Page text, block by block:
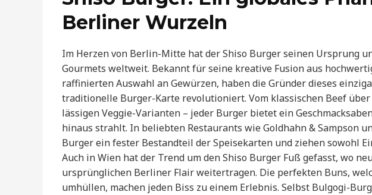
Berliner Wurzeln
Im Herzen von Berlin-Mitte hat der Shiso Burger seinen Ursprung
Gourmets weltweit. Bekannt für seine kreative Fusion aus
raffinierten Auswahl an Gewürzen, haben die Gründer dieses
traditionelle Burger-Karte revolutioniert. Vom klassischen Beef
lässigen Veggie-Varianten – jeder Burger bietet ein
hinaus strahlt. In beliebten Restaurants wie Goldhahn & Sampson
Burger ein fester Bestandteil der Speisekarten und ziehen sowohl
Auch in Wien hat der Trend um den Shiso Burger Fuß gefasst, wo
ursprünglichen Berliner Flair weitertragen. Die perfekten Buns,
umhüllen, machen jeden Biss zu einem Erlebnis. Selbst Bulgogi-